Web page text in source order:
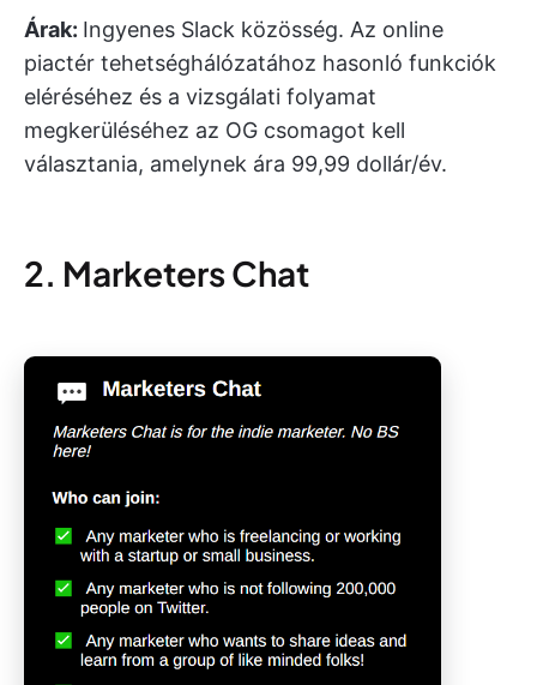
Árak: Ingyenes Slack közösség. Az online
piactér tehetséghálózatához hasonló funkciók
eléréséhez és a vizsgálati folyamat
megkerüléséhez az OG csomagot kell
választania, amelynek ára 99,99 dollár/év.
2. Marketers Chat